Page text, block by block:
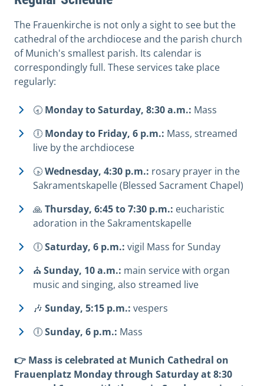
The Frauenkirche is not only a sight to see but the
cathedral of the archdiocese and the parish church
of Munich's smallest parish. Its calendar is
correspondingly full. These services take place
regularly:
🕣 Monday to Saturday, 8:30 a.m.: Mass
🕕 Monday to Friday, 6 p.m.: Mass, streamed
live by the archdiocese
🕟Wednesday, 4:30 p.m.: rosary prayer in the
Sakramentskapelle (Blessed Sacrament Chapel)
🙏 Thursday, 6:45 to 7:30 p.m.: eucharistic
adoration in the Sakramentskapelle
🕕Saturday, 6 p.m.: vigil Mass for Sunday
⛪Sunday, 10 a.m.: main service with organ
music and singing, also streamed live
🎶 Sunday, 5:15 p.m.: vespers
🕕Sunday, 6 p.m.: Mass
👉 Mass is celebrated at Munich Cathedral on
Frauenplatz Monday through Saturday at 8:30